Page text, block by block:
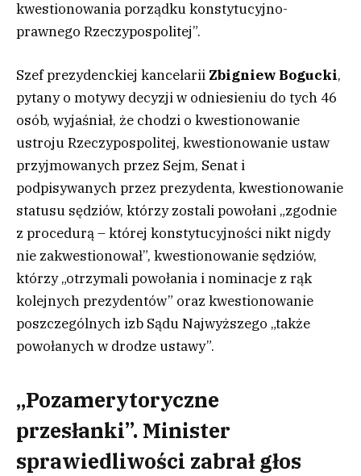
kwestionowania porządku konstytucyjno-
prawnego Rzeczypospolitej”.
Szef prezydenckiej kancelarii Zbigniew Bogucki,
pytany o motywy decyzji w odniesieniu do tych 46
osób, wyjaśniał, że chodzi o kwestionowanie
ustroju Rzeczypospolitej, kwestionowanie ustaw
przyjmowanych przez Sejm, Senat i
podpisywanych przez prezydenta, kwestionowanie
statusu sędziów, którzy zostali powołani „zgodnie
z procedurą – której konstytucyjności nikt nigdy
nie zakwestionował”, kwestionowanie sędziów,
którzy „otrzymali powołania i nominacje z rąk
kolejnych prezydentów” oraz kwestionowanie
poszczególnych izb Sądu Najwyższego „także
powołanych w drodze ustawy”.
„Pozamerytoryczne
przesłanki”. Minister
sprawiedliwości zabrał głos